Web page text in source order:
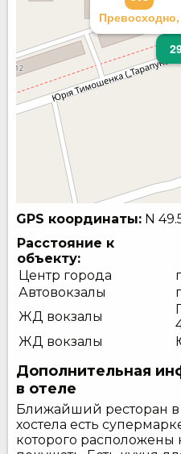
Превосходно,
GPS координаты: N
Расстояние к
объекту:
Центр города
Автовокзалы
ЖД вокзалы
ЖД вокзалы
Дополнительная
в отеле
Ближайший ресторан в
хостела есть
которого расположены